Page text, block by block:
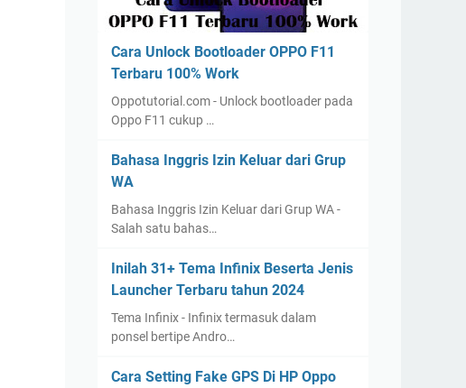
Cara Unlock Bootloader OPPO F11
Terbaru 100% Work
Oppotutorial.com - Unlock bootloader pada
Oppo F11 cukup …
Bahasa Inggris Izin Keluar dari Grup
WA
Bahasa Inggris Izin Keluar dari Grup WA -
Salah satu bahas…
Inilah 31+ Tema Infinix Beserta Jenis
Launcher Terbaru tahun 2024
Tema Infinix - Infinix termasuk dalam
ponsel bertipe Andro…
Cara Setting Fake GPS Di HP Oppo